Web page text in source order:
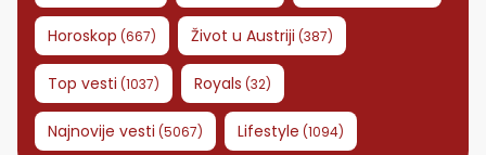
Horoskop (667) Život u Austriji (387)
Top vesti (1037) Royals (32)
Najnovije vesti (5067) Lifestyle (1094)